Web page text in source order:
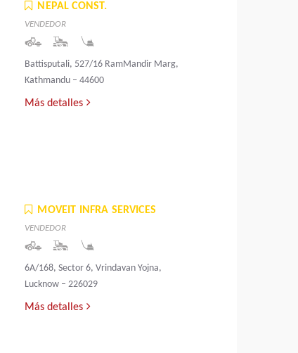
NEPAL CONST.
VENDEDOR
Battisputali, 527/16 RamMandir Marg,
Kathmandu – 44600
Más detalles
MOVEIT INFRA SERVICES
VENDEDOR
6A/168, Sector 6, Vrindavan Yojna,
Lucknow – 226029
Más detalles